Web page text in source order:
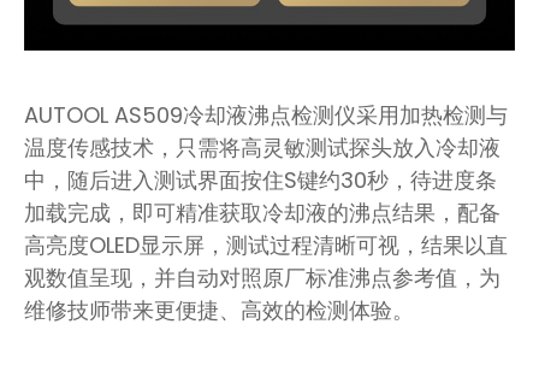
AUTOOL AS509冷却液沸点检测仪采用加热检测与
温度传感技术，只需将高灵敏测试探头放入冷却液
中，随后进入测试界面按住S键约30秒，待进度条
加载完成，即可精准获取冷却液的沸点结果，配备
高亮度OLED显示屏，测试过程清晰可视，结果以直
观数值呈现，并自动对照原厂标准沸点参考值，为
维修技师带来更便捷、高效的检测体验。